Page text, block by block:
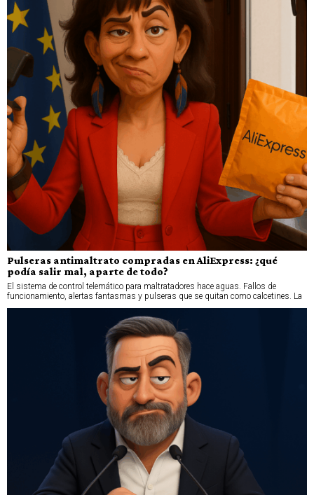
Pulseras antimaltrato compradas en AliExpress: ¿qué
podía salir mal, aparte de todo?
El sistema de control telemático para maltratadores hace aguas. Fallos de
funcionamiento, alertas fantasmas y pulseras que se quitan como calcetines. La